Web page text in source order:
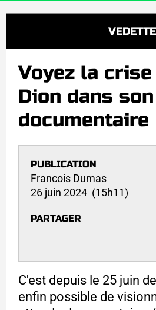
VEDETTE
Voyez la crise
Dion dans son
documentaire
PUBLICATION
Francois Dumas
26 juin 2024 (15h11)
PARTAGER
C'est depuis le 25 juin
enfin possible de